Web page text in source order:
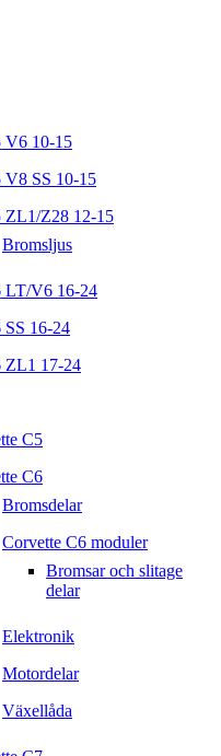
V6 10-15
V8 SS 10-15
ZL1/Z28 12-15
Bromsljus
LT/V6 16-24
SS 16-24
ZL1 17-24
C5
C6
Bromsdelar
Corvette C6 moduler
Bromsar och slitage
delar
Elektronik
Motordelar
Växellåda